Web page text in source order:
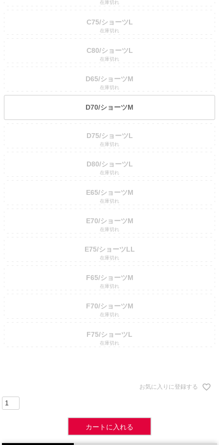
在庫切れ
C75/ショーツL
在庫切れ
C80/ショーツL
在庫切れ
D65/ショーツM
在庫切れ
D70/ショーツM
D75/ショーツL
在庫切れ
D80/ショーツL
在庫切れ
E65/ショーツM
在庫切れ
E70/ショーツM
在庫切れ
E75/ショーツLL
在庫切れ
F65/ショーツM
在庫切れ
F70/ショーツM
在庫切れ
F75/ショーツL
在庫切れ
お気に入りに登録する
カートに入れる